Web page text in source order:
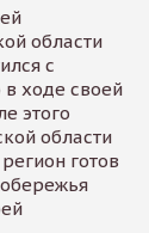
области
с
ходе своей
этого
области
готов